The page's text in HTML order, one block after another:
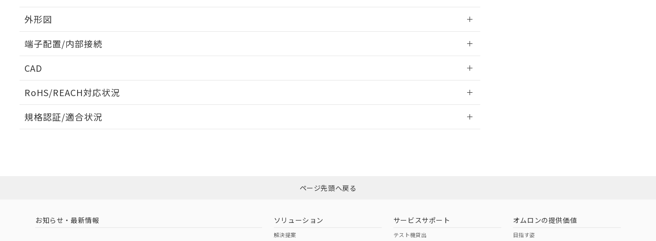
外形図
端子配置/内部接続
CAD
RoHS/REACH対応状況
EU RoHS 注意事項・凡例
ダウンロードはこちら
中国 RoHS 注意事項・凡例
規格認証/適合状況
ページ先頭へ戻る
お知らせ・最新情報 ソリューション
解決提案
サービスサポート
テスト機貸出
オムロンの提供価値
目指す姿